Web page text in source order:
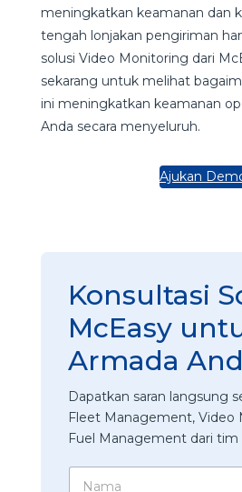
meningkatkan keamanan dan
tengah lonjakan pengiriman
solusi Video Monitoring dari
sekarang untuk melihat
ini meningkatkan keamanan
Anda secara menyeluruh.
Ajukan
Konsultasi
McEasy
Armada
Dapatkan saran langsung
Fleet Management, Video
Fuel Management dari tim
*